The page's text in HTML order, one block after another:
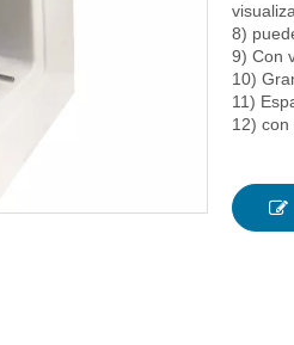
8)
9) Con
10)
11)
12) con